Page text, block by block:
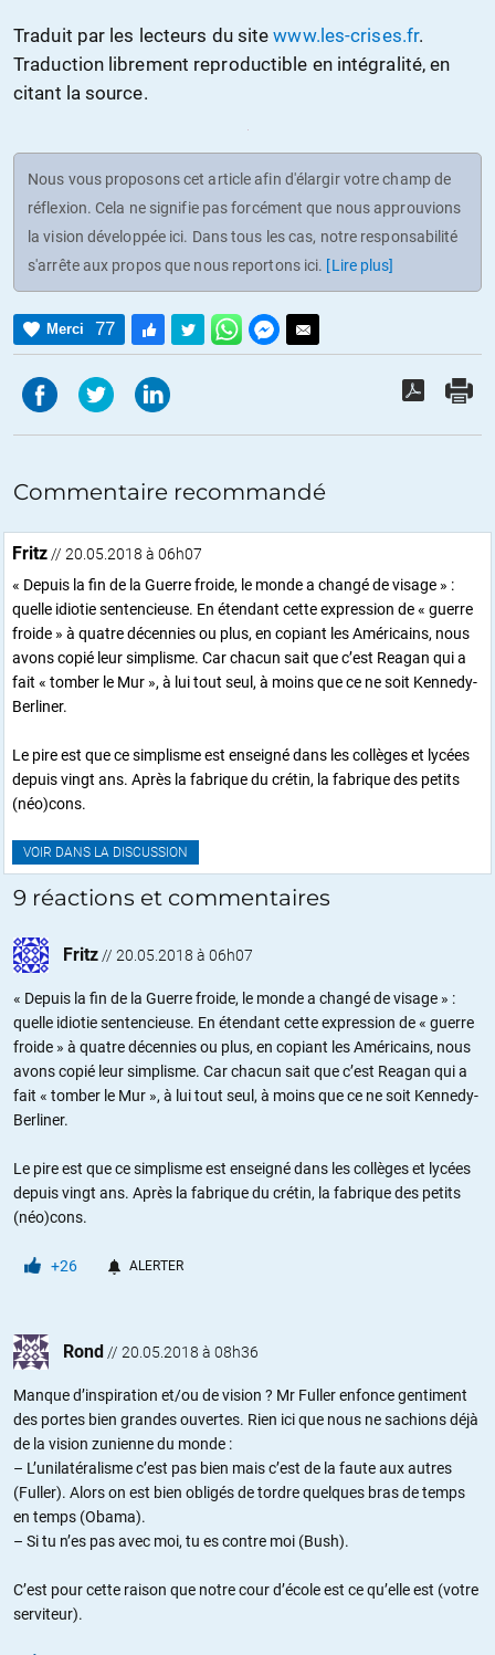
Traduit par les lecteurs du sitewww.les-crises.fr.
Traduction librement reproductible en intégralité, en
citant la source.
Nous vous proposons cet article afin d'élargir votre champ de
réflexion. Cela ne signifie pas forcément que nous approuvions
la vision développée ici. Dans tous les cas, notre responsabilité
s'arrête aux propos que nous reportons ici. [Lire plus]
Merci 77
Commentaire recommandé
Fritz // 20.05.2018 à 06h07
« Depuis la fin de la Guerre froide, le monde a changé de visage » :
quelle idiotie sentencieuse. En étendant cette expression de « guerre
froide » à quatre décennies ou plus, en copiant les Américains, nous
avons copié leur simplisme. Car chacun sait que c’est Reagan qui a
fait « tomber le Mur », à lui tout seul, à moins que ce ne soit Kennedy-
Berliner.
Le pire est que ce simplisme est enseigné dans les collèges et lycées
depuis vingt ans. Après la fabrique du crétin, la fabrique des petits
(néo)cons.
VOIR DANS LA DISCUSSION
9 réactions et commentaires
Fritz // 20.05.2018 à 06h07
« Depuis la fin de la Guerre froide, le monde a changé de visage » :
quelle idiotie sentencieuse. En étendant cette expression de « guerre
froide » à quatre décennies ou plus, en copiant les Américains, nous
avons copié leur simplisme. Car chacun sait que c’est Reagan qui a
fait « tomber le Mur », à lui tout seul, à moins que ce ne soit Kennedy-
Berliner.
Le pire est que ce simplisme est enseigné dans les collèges et lycées
depuis vingt ans. Après la fabrique du crétin, la fabrique des petits
(néo)cons.
+26 ALERTER
Rond // 20.05.2018 à 08h36
Manque d’inspiration et/ou de vision ? Mr Fuller enfonce gentiment
des portes bien grandes ouvertes. Rien ici que nous ne sachions déjà
de la vision zunienne du monde :
– L’unilatéralisme c’est pas bien mais c’est de la faute aux autres
(Fuller). Alors on est bien obligés de tordre quelques bras de temps
en temps (Obama).
– Si tu n’es pas avec moi, tu es contre moi (Bush).
C’est pour cette raison que notre cour d’école est ce qu’elle est (votre
serviteur).